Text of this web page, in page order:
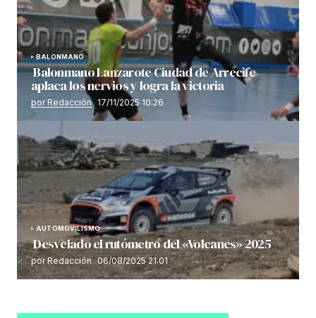
BALONMANO
Balonmano Lanzarote Ciudad de Arrecife
aplaca los nervios y logra la victoria
por Redacción 17/11/2025 10:26
AUTOMOVILISMO
Desvelado el rutómetro del «Volcanes» 2025
por Redacción 06/08/2025 21:01